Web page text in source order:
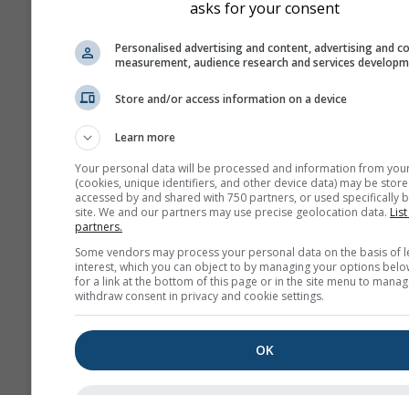
за точната локация,
на клетката можете да
минимални,
средни стойности. За
6 месеца са налични
Предлагаме и сурови
продажба. Моля,
нас за повече
Часови исторически данни
asks for your consent
Personalised advertising and content, advertising and
measurement, audience research and services
Store and/or access information on a device
Learn more
Your personal data will be processed and information from
(cookies, unique identifiers, and other device data) may be
accessed by and shared with 750 partners, or used specifically
site. We and our partners may use precise geolocation data.
partners.
Some vendors may process your personal data on the basis of
interest, which you can object to by managing your options
for a link at the bottom of this page or in the site menu to
withdraw consent in privacy and cookie settings.
OK